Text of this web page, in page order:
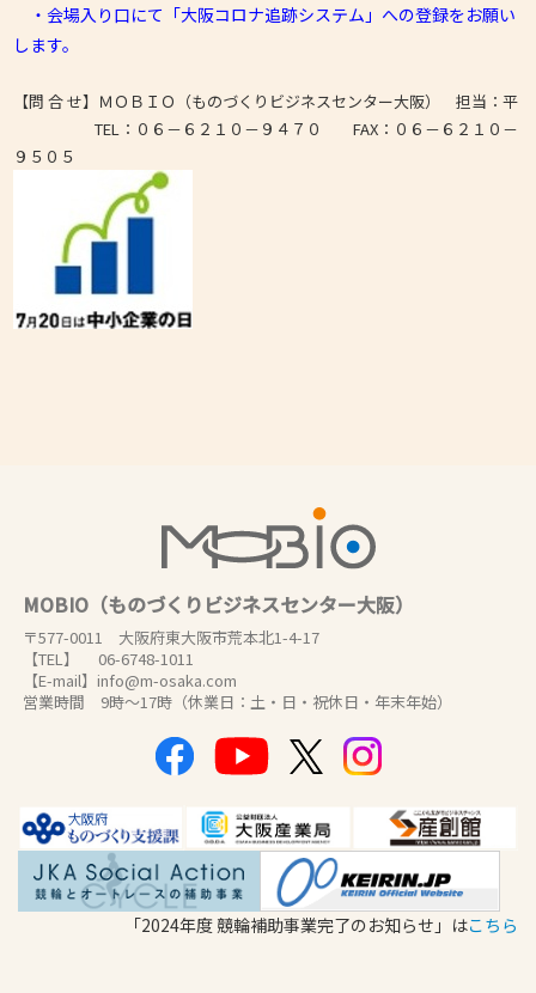
・会場入り口にて「大阪コロナ追跡システム」への登録をお願い
します。
【問 合 せ】ＭＯＢＩＯ（ものづくりビジネスセンター大阪） 担当：平
TEL：０６－６２１０－９４７０ FAX：０６－６２１０－
９５０５
MOBIO（ものづくりビジネスセンター大阪）
〒577-0011 大阪府東大阪市荒本北1-4-17
【TEL】 06-6748-1011
【E-mail】info@m-osaka.com
営業時間 9時～17時（休業日：土・日・祝休日・年末年始）
「2024年度 競輪補助事業完了のお知らせ」はこちら